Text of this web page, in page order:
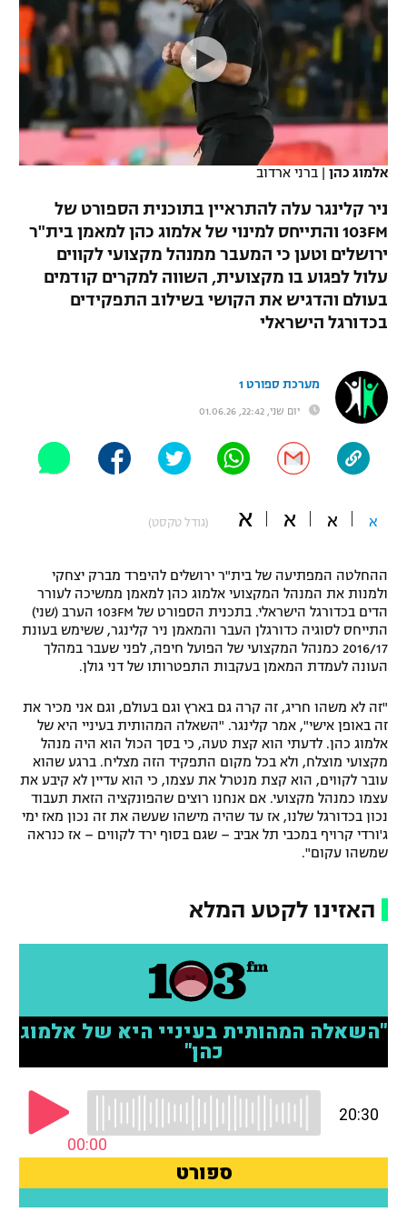
VOD
רץ ברשת
תוצאות
לוח שידורים
ברחבה
"מעל הליגה" – פודקאסט
תקנון עבור פעילות אלקטרה
תקנון עבור פעילות ספורט 1 – "מרלן"
גיימינג E-Sports
מדיניות פרטיות
תקנון פעילות ספורט 1
רשיון להקרנה פומבית לבית עסק
לוח דרושים – ג'ובנט
נבחרת ישראל
מכבי חיפה
בית"ר ירושלים
מכבי תל אביב
הפועל חיפה
הפועל באר שבע
מכבי נתניה
בני יהודה
ליגה ספרדית
ליגה איטלקית
ליגה צרפתית
ליגה הולנדית
ליגה טורקית
ליגה סינית
ליגה ברזילאית
כדורסל נשים
מכבי תל אביב
הפועל חולון
הפועל ירושלים
יורוליג
יורוקאפ
טניס
כדוריד
ג'ודו
אגרוף
ספורט אולימפי
היאבקות WWE
אופניים
פוטבול אמריקאי NFL
בייסבול MLB
ספורט אתגרי ואקסטרים
אומנויות לחימה
גיימינג E-Sports
אלמוג כהן | ברני ארדוב
ניר קלינגר עלה להתראיין בתוכנית הספורט של
103FM והתייחס למינוי של אלמוג כהן למאמן בית"ר
ירושלים וטען כי המעבר ממנהל מקצועי לקווים
עלול לפגוע בו מקצועית, השווה למקרים קודמים
בעולם והדגיש את הקושי בשילוב התפקידים
בכדורגל הישראלי
מערכת ספורט 1
יום שני, 22:42, 01.06.26
א א א א (גודל טקסט)
ההחלטה המפתיעה של בית"ר ירושלים להיפרד מברק יצחקי
ולמנות את המנהל המקצועי אלמוג כהן למאמן ממשיכה לעורר
הדים בכדורגל הישראלי. בתכנית הספורט של 103FM הערב (שני)
התייחס לסוגיה כדורגלן העבר והמאמן ניר קלינגר, ששימש בעונת
2016/17 כמנהל המקצועי של הפועל חיפה, לפני שעבר במהלך
העונה לעמדת המאמן בעקבות התפטרותו של דני גולן.
"זה לא משהו חריג, זה קרה גם בארץ וגם בעולם, וגם אני מכיר את
זה באופן אישי", אמר קלינגר. "השאלה המהותית בעיניי היא של
אלמוג כהן. לדעתי הוא קצת טעה, כי בסך הכול הוא היה מנהל
מקצועי מוצלח, ולא בכל מקום התפקיד הזה מצליח. ברגע שהוא
עובר לקווים, הוא קצת מנטרל את עצמו, כי הוא עדיין לא קיבע את
עצמו כמנהל מקצועי. אם אנחנו רוצים שהפונקציה הזאת תעבוד
נכון בכדורגל שלנו, אז עד שהיה מישהו שעשה את זה נכון מאז ימי
ג'ורדי קרויף במכבי תל אביב – שגם בסוף ירד לקווים – אז כנראה
שמשהו עקום".
האזינו לקטע המלא